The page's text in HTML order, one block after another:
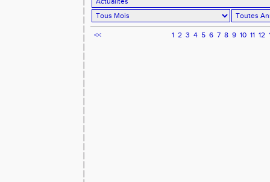
<< 1 2 3 4 5 6 7 8 9 10 11 12